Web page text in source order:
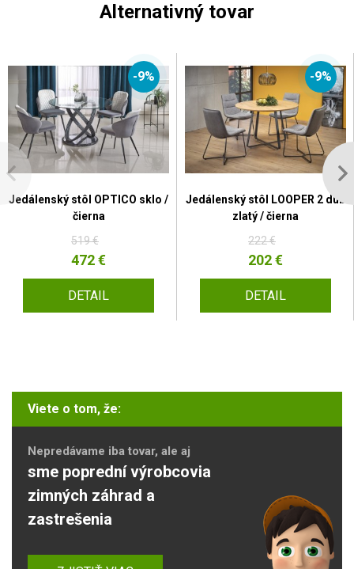
Alternativný tovar
-9%
Jedálenský stôl OPTICO sklo /
čierna
519 €
472 €
DETAIL
-9%
Jedálenský stôl LOOPER 2 dub
zlatý / čierna
222 €
202 €
DETAIL
Viete o tom, že:
Nepredávame iba tovar, ale aj
sme poprední výrobcovia
zimných záhrad a
zastrešenia